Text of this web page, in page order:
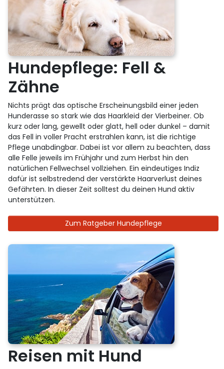
Hundepflege: Fell &
Zähne
Nichts prägt das optische Erscheinungsbild einer jeden
Hunderasse so stark wie das Haarkleid der Vierbeiner. Ob
kurz oder lang, gewellt oder glatt, hell oder dunkel – damit
das Fell in voller Pracht erstrahlen kann, ist die richtige
Pflege unabdingbar. Dabei ist vor allem zu beachten, dass
alle Felle jeweils im Frühjahr und zum Herbst hin den
natürlichen Fellwechsel vollziehen. Ein eindeutiges Indiz
dafür ist selbstredend der verstärkte Haarverlust deines
Gefährten. In dieser Zeit solltest du deinen Hund aktiv
unterstützen.
Zum Ratgeber Hundepflege
Reisen mit Hund